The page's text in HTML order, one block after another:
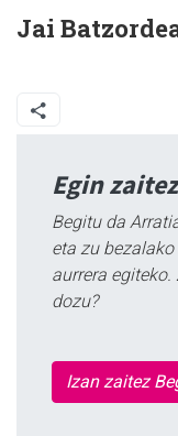
Jai
Egin
Begitu da
eta zu
aurrera
dozu?
Izan zaitez